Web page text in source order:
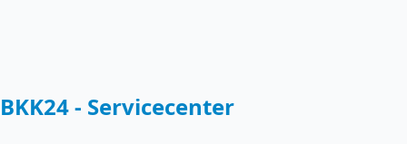
BKK24 - Servicecenter